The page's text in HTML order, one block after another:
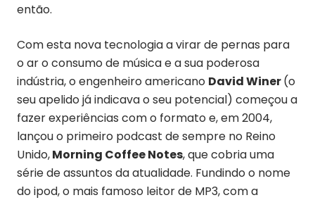
então.
Com esta nova tecnologia a virar de pernas para
o ar o consumo de música e a sua poderosa
indústria, o engenheiro americano David Winer(o
seu apelido já indicava o seu potencial) começou a
fazer experiências com o formato e, em 2004,
lançou o primeiro podcast de sempre no Reino
Unido,Morning Coffee Notes, que cobria uma
série de assuntos da atualidade. Fundindo o nome
do ipod, o mais famoso leitor de MP3, com a